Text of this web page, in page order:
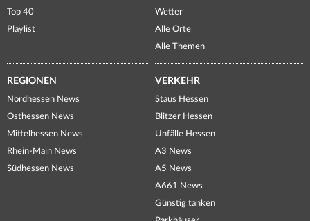
Top 40
Playlist
Wetter
Alle Orte
Alle Themen
REGIONEN
Nordhessen News
Osthessen News
Mittelhessen News
Rhein-Main News
Südhessen News
VERKEHR
Staus Hessen
Blitzer Hessen
Unfälle Hessen
A3 News
A5 News
A661 News
Günstig tanken